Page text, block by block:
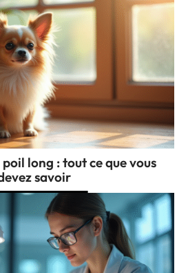
long : tout ce que vous
savoir